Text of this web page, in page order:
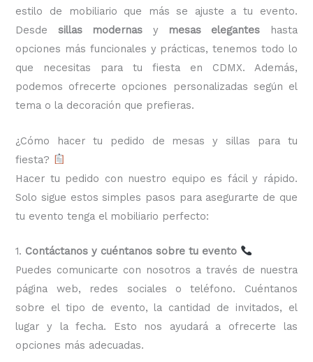
estilo de mobiliario que más se ajuste a tu evento.
Desde sillas modernas y mesas elegantes hasta
opciones más funcionales y prácticas, tenemos todo lo
que necesitas para tu fiesta en CDMX. Además,
podemos ofrecerte opciones personalizadas según el
tema o la decoración que prefieras.
¿Cómo hacer tu pedido de mesas y sillas para tu
fiesta?
Hacer tu pedido con nuestro equipo es fácil y rápido.
Solo sigue estos simples pasos para asegurarte de que
tu evento tenga el mobiliario perfecto:
1. Contáctanos y cuéntanos sobre tu evento
Puedes comunicarte con nosotros a través de nuestra
página web, redes sociales o teléfono. Cuéntanos
sobre el tipo de evento, la cantidad de invitados, el
lugar y la fecha. Esto nos ayudará a ofrecerte las
opciones más adecuadas.